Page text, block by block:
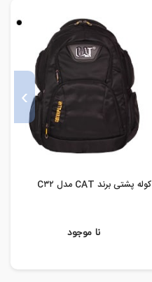
کوله پشتی برند CAT مدل C۳۲
نا موجود
›